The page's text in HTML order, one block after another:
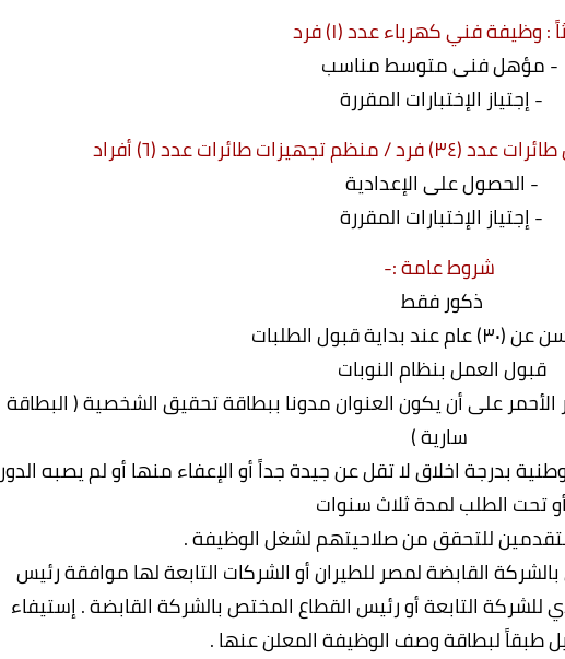
: وظيفة فني كهرباء عدد (۱) فرد
- مؤهل فنى متوسط مناسب
- إجتياز الإختبارات المقررة
طائرات عدد (٦) أفراد
- الحصول على الإعدادية
- إجتياز الإختبارات المقررة
شروط عامة :-
ذكور فقط
بداية قبول الطلبات
قبول العمل بنظام النوبات
الأحمر على أن يكون العنوان مدونا ببطاقة تحقيق الشخصية ( البطاقة
سارية )
بدرجة اخلاق لا تقل عن جيدة جداً أو الإعفاء منها أو لم يصبه الدور
أو تحت الطلب لمدة ثلاث سنوات
للتحقق من صلاحيتهم لشغل الوظيفة .
القابضة لمصر للطيران أو الشركات التابعة لها موافقة رئيس
للشركة التابعة أو رئيس القطاع المختص بالشركة القابضة . إستيفاء
طبقاً لبطاقة وصف الوظيفة المعلن عنها .